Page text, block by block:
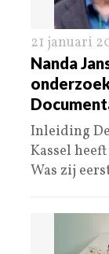
21 januari
Nanda
Inleiding
Kassel
Was zij